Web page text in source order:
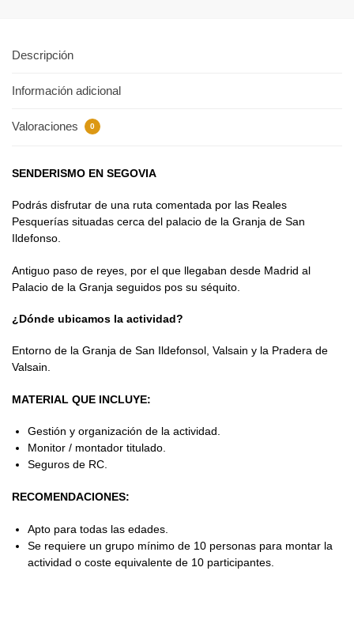
Descripción
Información adicional
Valoraciones 0
SENDERISMO EN SEGOVIA
Podrás disfrutar de una ruta comentada por las Reales
Pesquerías situadas cerca del palacio de la Granja de San
Ildefonso.
Antiguo paso de reyes, por el que llegaban desde Madrid al
Palacio de la Granja seguidos pos su séquito.
¿Dónde ubicamos la actividad?
Entorno de la Granja de San Ildefonsol, Valsain y la Pradera de
Valsain.
MATERIAL QUE INCLUYE:
Gestión y organización de la actividad.
Monitor / montador titulado.
Seguros de RC.
RECOMENDACIONES:
Apto para todas las edades.
Se requiere un grupo mínimo de 10 personas para montar la
actividad o coste equivalente de 10 participantes.